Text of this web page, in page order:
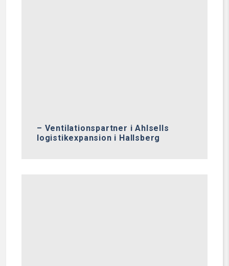
– Ventilationspartner i Ahlsells
logistikexpansion i Hallsberg